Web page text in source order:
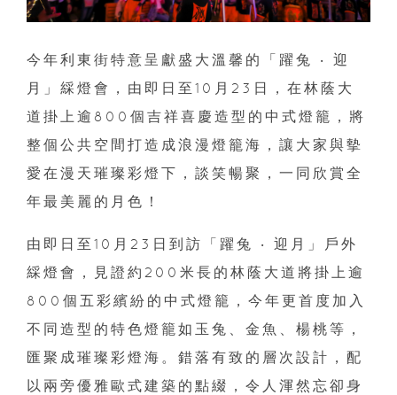
今年利東街特意呈獻盛大溫馨的「躍兔 ‧ 迎
月」綵燈會，由即日至10月23日，在林蔭大
道掛上逾800個吉祥喜慶造型的中式燈籠，將
整個公共空間打造成浪漫燈籠海，讓大家與摰
愛在漫天璀璨彩燈下，談笑暢聚，一同欣賞全
年最美麗的月色！
由即日至10月23日到訪「躍兔 ‧ 迎月」戶外
綵燈會，見證約200米長的林蔭大道將掛上逾
800個五彩繽紛的中式燈籠，今年更首度加入
不同造型的特色燈籠如玉兔、金魚、楊桃等，
匯聚成璀璨彩燈海。錯落有致的層次設計，配
以兩旁優雅歐式建築的點綴，令人渾然忘卻身